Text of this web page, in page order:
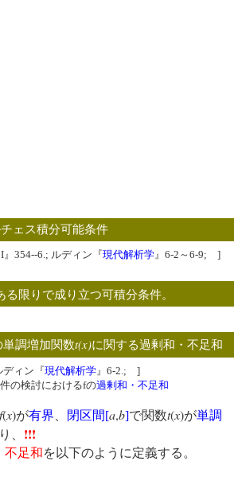
ェス積分可能条件
I』354--6.; ルディン『現代解析学』6-2～6-9; ]
る限りで成り立つ可積分条件。
単調増加関数t(x)に関する過剰和・不足和
ディン『現代解析学 』6-2.; ]
の検討におけるfの過剰和・不足和
f(x)が有界 閉区間[a,b]で関数t(x)が単調
、 !!!
不足和を以下のように定義する。